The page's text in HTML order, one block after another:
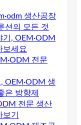
생산공장
션의 모든 것
, OEM·ODM
보세요
전문
OEM·ODM 생
은 방향제
전문 생산
기